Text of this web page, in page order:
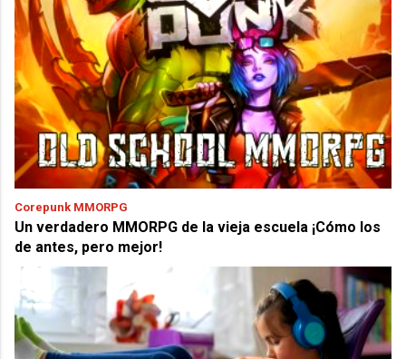
Corepunk MMORPG
Un verdadero MMORPG de la vieja escuela ¡Cómo los
de antes, pero mejor!